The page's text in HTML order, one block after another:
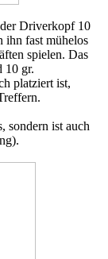
Driverkopf 10
ihn fast mühelos
spielen. Das
10 gr.
platziert ist,
sondern ist auch